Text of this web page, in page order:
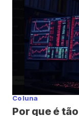
surgiu um
Coluna
Por que é